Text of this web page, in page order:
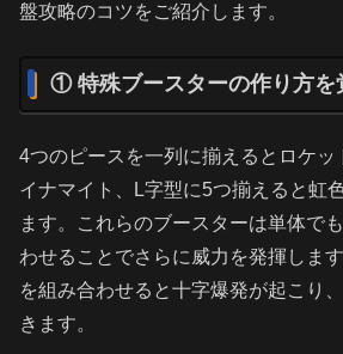
盤攻略のコツをご紹介します。
① 特殊ブースターの作り方を
4つのピースを一列に揃えるとロケッ
イナマイト、L字型に5つ揃えると虹
ます。これらのブースターは単体で
わせることでさらに威力を発揮しま
を組み合わせると十字爆発が起こり
きます。